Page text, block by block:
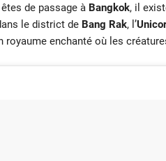
de passage à Bangkok, il
le district de Bang Rak, l’
royaume enchanté où les